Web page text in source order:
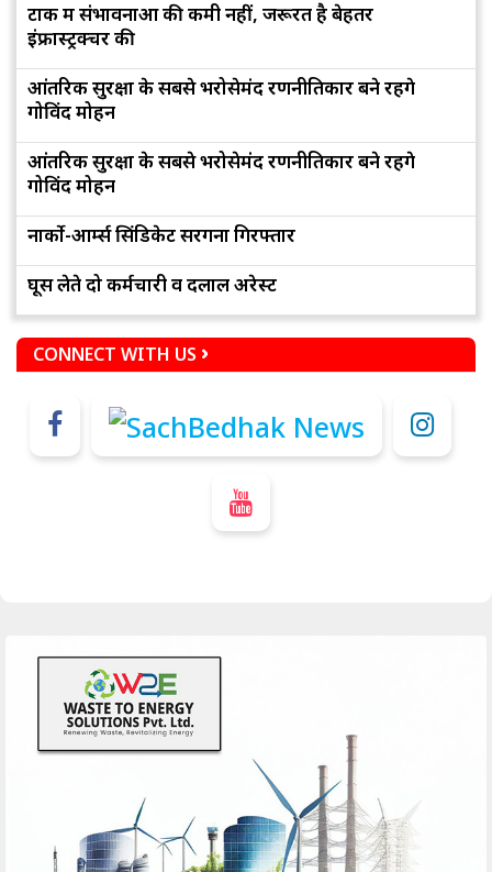
टोंक में संभावनाओं की कमी नहीं, जरूरत है बेहतर
इंफ्रास्ट्रक्चर की
आंतरिक सुरक्षा के सबसे भरोसेमंद रणनीतिकार बने रहेंगे
गोविंद मोहन
आंतरिक सुरक्षा के सबसे भरोसेमंद रणनीतिकार बने रहेंगे
गोविंद मोहन
नार्को-आर्म्स सिंडिकेट सरगना गिरफ्तार
घूस लेते दो कर्मचारी व दलाल अरेस्ट
CONNECT WITH US